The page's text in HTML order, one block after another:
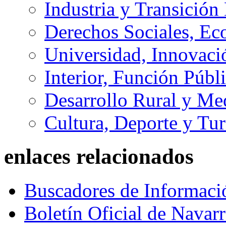
Industria y
Derechos Sociales,
Universidad,
Interior, Función
Desarrollo Rural y
Cultura, Deporte y
enlaces relacionados
Buscadores de
Boletín Oficial de